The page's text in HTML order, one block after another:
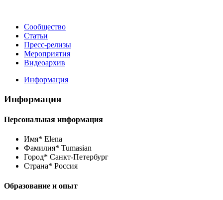
Сообщество
Статьи
Пресс-релизы
Мероприятия
Видеоархив
Информация
Информация
Персональная информация
Имя* Elena
Фамилия* Tumasian
Город* Санкт-Петербург
Страна* Россия
Образование и опыт